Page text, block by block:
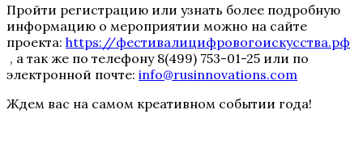
Пройти регистрацию или узнать более подробную
информацию о мероприятии можно на сайте
проекта: https://фестивалицифровогоискусства.рф
, а так же по телефону 8(499) 753-01-25 или по
электронной почте: info@rusinnovations.com
Ждем вас на самом креативном событии года!